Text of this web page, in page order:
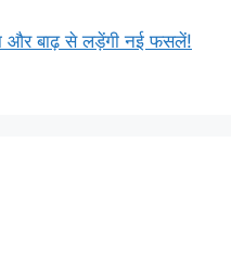
और बाढ़ से लड़ेंगी नई फसलें!